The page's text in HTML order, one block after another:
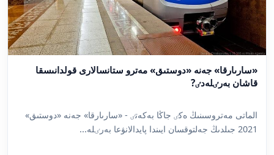
«سارىارقا» جەنە «دوستىق» مەترو ستانسالارى قولدانىسقا
قاشان بەرٸلەدٸ?
الماتى مەتروسىنىڭ ەكٸ جاڭا بەكەتٸ - «سارىارقا» جەنە «دوستىق»
2021 جىلدىڭ جەلتوقسان ايىندا پايدالانۋعا بەرٸلە...